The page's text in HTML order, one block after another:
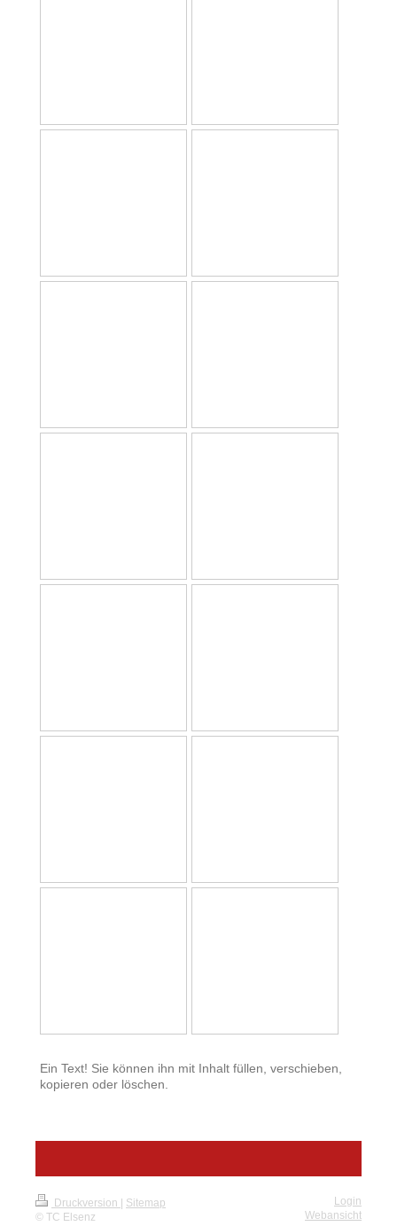
Ein Text! Sie können ihn mit Inhalt füllen, verschieben,
kopieren oder löschen.
Druckversion
Sitemap
© TC Elsenz
Login
Webansicht